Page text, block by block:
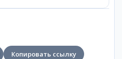
Копировать ссылку